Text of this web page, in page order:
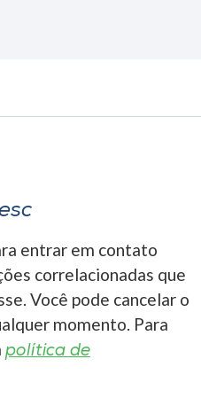
entrar em contato
correlacionadas que
Você pode cancelar o
momento. Para
política de